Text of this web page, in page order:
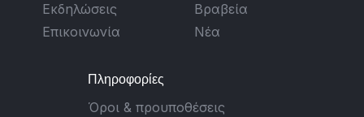
Εκδηλώσεις
Επικοινωνία
Βραβεία
Νέα
Πληροφορίες
Όροι & προυποθέσεις